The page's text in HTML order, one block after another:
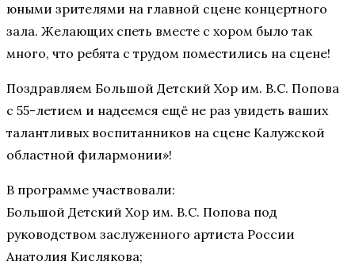
юными зрителями на главной сцене концертного
зала. Желающих спеть вместе с хором было так
много, что ребята с трудом поместились на сцене!
Поздравляем Большой Детский Хор им. В.С. Попова
с 55-летием и надеемся ещё не раз увидеть ваших
талантливых воспитанников на сцене Калужской
областной филармонии»!
В программе участвовали:
Большой Детский Хор им. В.С. Попова под
руководством заслуженного артиста России
Анатолия Кислякова;